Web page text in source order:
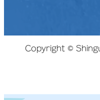
Copyright ©